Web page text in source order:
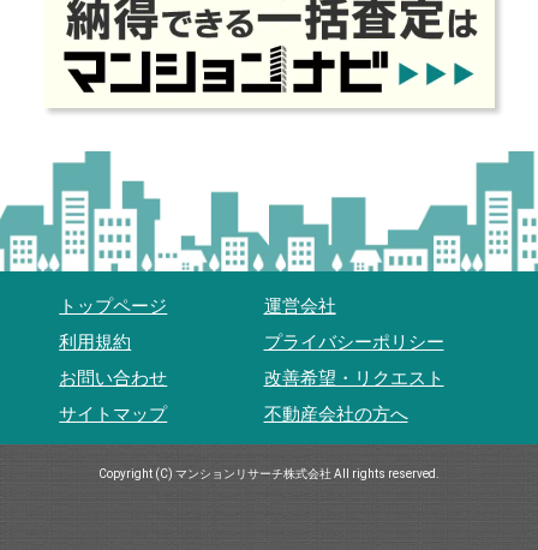
トップページ
運営会社
利用規約
プライバシーポリシー
お問い合わせ
改善希望・リクエスト
サイトマップ
不動産会社の方へ
Copyright (C) マンションリサーチ株式会社 All rights reserved.